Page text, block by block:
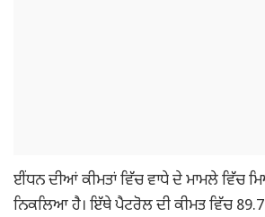
ਈਂਧਨ ਦੀਆਂ ਕੀਮਤਾਂ ਵਿੱਚ ਵਾਧੇ ਦੇ ਮਾਮਲੇ ਵਿੱਚ
ਨਿਕਲਿਆ ਹੈ। ਇੱਥੇ ਪੈਟਰੋਲ ਦੀ ਕੀਮਤ ਵਿੱਚ